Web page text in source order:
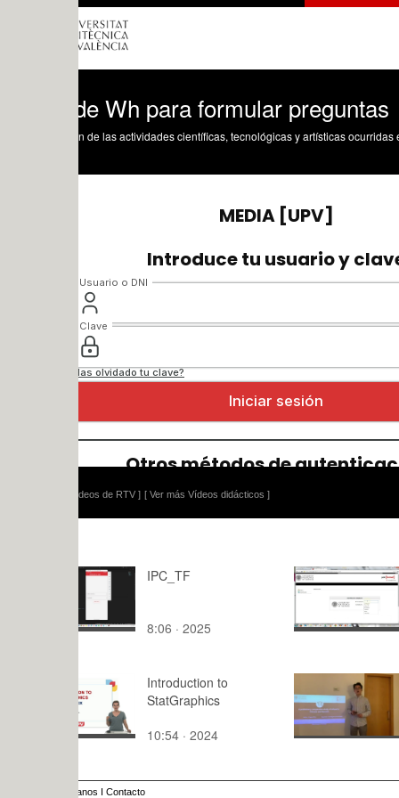
Wh para formular preguntas
de las actividades científicas, tecnológicas y artísticas ocurridas en los tres
[ Ver más Vídeos didácticos ]
IPC_TF
8:06 · 2025
Entrar
alumno101
1:01 · 2015
Introduction to
StatGraphics
10:54 · 2024
4:58 · 2020